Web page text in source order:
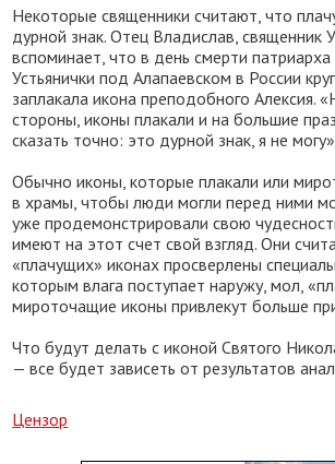
Некоторые священники считают, что
дурной знак. Отец Владислав,
вспоминает, что в день смерти патриарха
Устьянички под Алапаевском в России
заплакала икона преподобного Алексия.
стороны, иконы плакали и на большие
сказать точно: это дурной знак, я не
Обычно иконы, которые плакали или
в храмы, чтобы люди могли перед ними
уже продемонстрировали свою
имеют на этот счет свой взгляд. Они
«плачущих» иконах просверлены
которым влага поступает наружу, мол,
мироточащие иконы привлекут больше
Что будут делать с иконой Святого
— все будет зависеть от результатов
Цензор